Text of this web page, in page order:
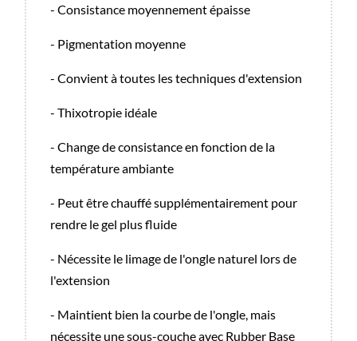
- Consistance moyennement épaisse
- Pigmentation moyenne
- Convient à toutes les techniques d'extension
- Thixotropie idéale
- Change de consistance en fonction de la
température ambiante
- Peut être chauffé supplémentairement pour
rendre le gel plus fluide
- Nécessite le limage de l'ongle naturel lors de
l'extension
- Maintient bien la courbe de l'ongle, mais
nécessite une sous-couche avec Rubber Base